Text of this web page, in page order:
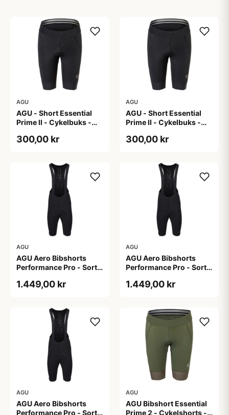
AGU
AGU - Short Essential
Prime II - Cykelbuks -
300,00 kr
AGU
AGU - Short Essential
Prime II - Cykelbuks -
300,00 kr
AGU
AGU Aero Bibshorts
Performance Pro - Sort -
1.449,00 kr
AGU
AGU Aero Bibshorts
Performance Pro - Sort -
1.449,00 kr
AGU
AGU Aero Bibshorts
Performance Pro - Sort -
AGU
AGU Bibshort Essential
Prime 2 - Cykelshorts -